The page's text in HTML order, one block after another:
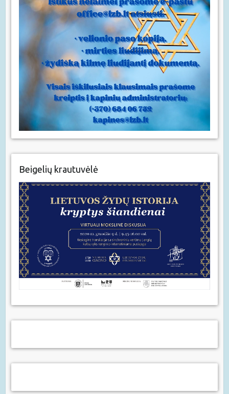
Beigelių krautuvėlė